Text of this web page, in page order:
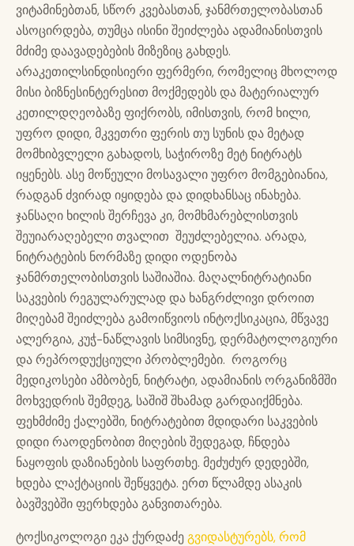
ვიტამინებთან, სწორ კვებასთან, ჯანმრთელობასთან
ასოცირდება, თუმცა ისინი შეიძლება ადამიანისთვის
მძიმე დაავადებების მიზეზიც გახდეს.
არაკეთილსინდისიერი ფერმერი, რომელიც მხოლოდ
მისი ბიზნესინტერესით მოქმედებს და მატერიალურ
კეთილდღეობაზე ფიქრობს, იმისთვის, რომ ხილი,
უფრო დიდი, მკვეთრი ფერის თუ სუნის და მეტად
მომხიბვლელი გახადოს, საჭიროზე მეტ ნიტრატს
იყენებს. ასე მოწეული მოსავალი უფრო მომგებიანია,
რადგან ძვირად იყიდება და დიდხანსაც ინახება.
ჯანსაღი ხილის შერჩევა კი, მომხმარებლისთვის
შეუიარაღებელი თვალით შეუძლებელია. არადა,
ნიტრატების ნორმაზე დიდი ოდენობა
ჯანმრთელობისთვის საშიაშია. მაღალნიტრატიანი
საკვების რეგულარულად და ხანგრძლივი დროით
მიღებამ შეიძლება გამოიწვიოს ინტოქსიკაცია, მწვავე
ალერგია, კუჭ-ნაწლავის სიმსივნე, დერმატოლოგიური
და რეპროდუქციული პრობლემები. როგორც
მედიკოსები ამბობენ, ნიტრატი, ადამიანის ორგანიზმში
მოხვედრის შემდეგ, საშიშ შხამად გარდაიქმნება.
ფეხმძიმე ქალებში, ნიტრატებით მდიდარი საკვების
დიდი რაოდენობით მიღების შედეგად, ჩნდება
ნაყოფის დაზიანების საფრთხე. მეძუძურ დედებში,
ხდება ლაქტაციის შეწყვეტა. ერთ წლამდე ასაკის
ბავშვებში ფერხდება განვითარება.
ტოქსიკოლოგი ეკა ქურდაძეგვიდასტურებს, რომ